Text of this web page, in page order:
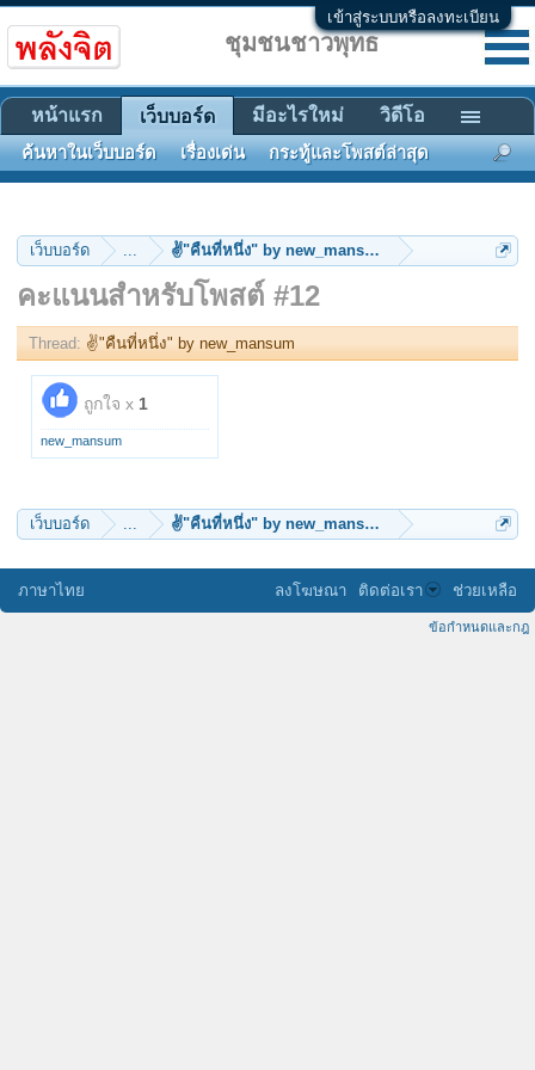
เข้าสู่ระบบหรือลงทะเบียน
เว็บบอร์ด ... ✌"คืนที่หนึ่ง" by new_mansum
คะแนนสำหรับโพสต์ #12
Thread: ✌"คืนที่หนึ่ง" by new_mansum
ถูกใจ x 1
new_mansum
เว็บบอร์ด ... ✌"คืนที่หนึ่ง" by new_mansum
ชุมชนชาวพุทธ
หน้าแรก เว็บบอร์ด
ค้นหาในเว็บบอร์ด เรื่องเด่น กระทู้และโพสต์ล่าสุด
มีอะไรใหม่ วิดีโอ
ภาษาไทย ลงโฆษณา ติดต่อเรา ช่วยเหลือ
ข้อกำหนดและกฎ